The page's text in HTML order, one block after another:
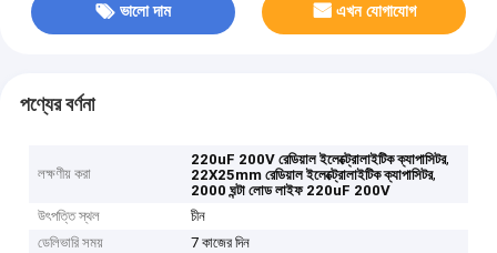
ভালো দাম এখন যোগাযোগ
পণ্যের বর্ণনা
লক্ষণীয় করা
220uF 200V রেডিয়াল ইলেক্ট্রোলাইটিক ক্যাপাসিটর,
22X25mm রেডিয়াল ইলেক্ট্রোলাইটিক ক্যাপাসিটর,
2000 ঘন্টা লোড লাইফ 220uF 200V
উৎপত্তি স্থল
চীন
ডেলিভারি সময়
7 কাজের দিন